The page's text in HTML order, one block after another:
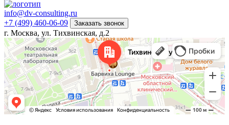
info@dv-consulting.ru
+7 (499) 460-06-09
Заказать звонок
г. Москва, ул. Тихвинская, д.2